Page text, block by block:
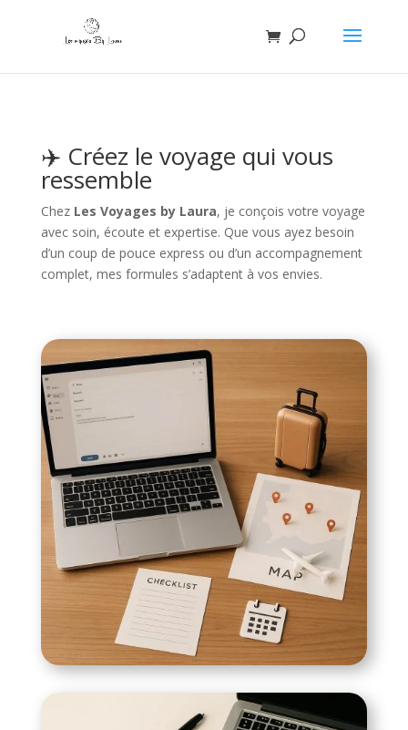
✈️ Créez le voyage qui vous
ressemble
Chez Les Voyages by Laura, je conçois votre voyage
avec soin, écoute et expertise. Que vous ayez besoin
d’un coup de pouce express ou d’un accompagnement
complet, mes formules s’adaptent à vos envies.